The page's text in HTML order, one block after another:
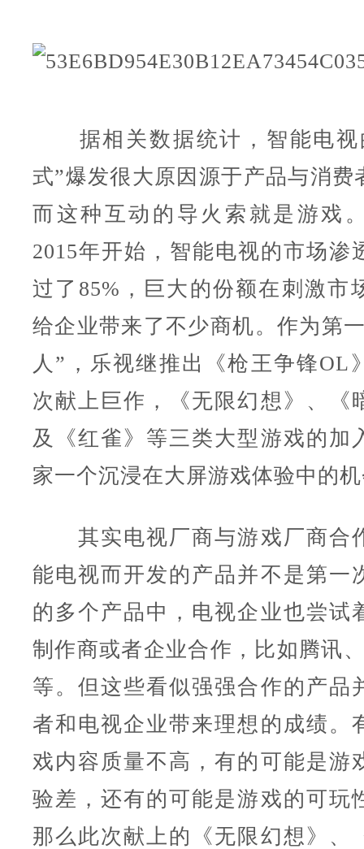
据相关数据统计，智能电视
式”爆发很大原因源于产品与消费
而这种互动的导火索就是游戏
2015年开始，智能电视的市场渗
过了85%，巨大的份额在刺激市
给企业带来了不少商机。作为第
人”，乐视继推出《枪王争锋OL
次献上巨作，《无限幻想》、《
及《红雀》等三类大型游戏的加
家一个沉浸在大屏游戏体验中的
其实电视厂商与游戏厂商合
能电视而开发的产品并不是第一
的多个产品中，电视企业也尝试
制作商或者企业合作，比如腾讯
等。但这些看似强强合作的产品
者和电视企业带来理想的成绩。
戏内容质量不高，有的可能是游
验差，还有的可能是游戏的可玩
那么此次献上的《无限幻想》、